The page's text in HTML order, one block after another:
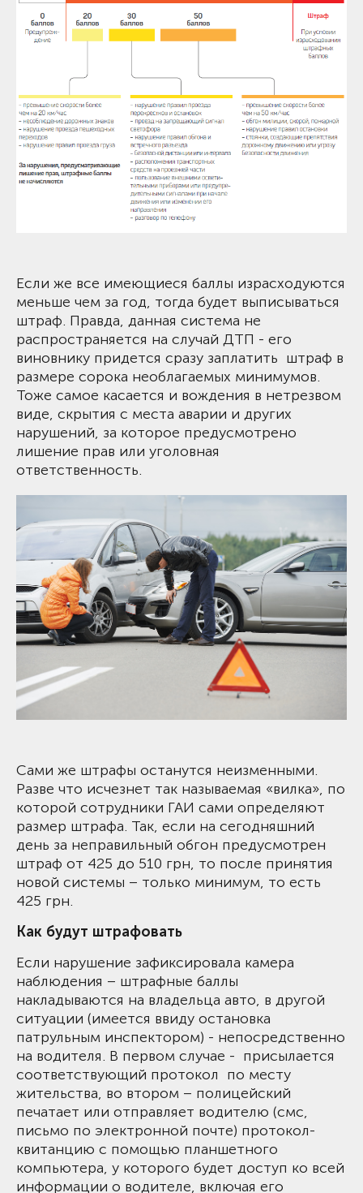
Если же все имеющиеся баллы израсходуются
меньше чем за год, тогда будет выписываться
штраф. Правда, данная система не
распространяется на случай ДТП - его
виновнику придется сразу заплатить штраф в
размере сорока необлагаемых минимумов.
Тоже самое касается и вождения в нетрезвом
виде, скрытия с места аварии и других
нарушений, за которое предусмотрено
лишение прав или уголовная
ответственность.
Сами же штрафы останутся неизменными.
Разве что исчезнет так называемая «вилка», по
которой сотрудники ГАИ сами определяют
размер штрафа. Так, если на сегодняшний
день за неправильный обгон предусмотрен
штраф от 425 до 510 грн, то после принятия
новой системы – только минимум, то есть
425 грн.
Как будут штрафовать
Если нарушение зафиксировала камера
наблюдения – штрафные баллы
накладываются на владельца авто, в другой
ситуации (имеется ввиду остановка
патрульным инспектором) - непосредственно
на водителя. В первом случае - присылается
соответствующий протокол по месту
жительства, во втором – полицейский
печатает или отправляет водителю (смс,
письмо по электронной почте) протокол-
квитанцию с помощью планшетного
компьютера, у которого будет доступ ко всей
информации о водителе, включая его